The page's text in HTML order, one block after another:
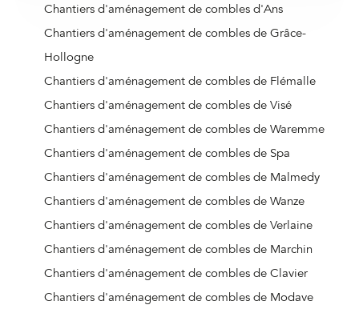
Chantiers d'aménagement de combles d'Ans
Chantiers d'aménagement de combles de Grâce-
Hollogne
Chantiers d'aménagement de combles de Flémalle
Chantiers d'aménagement de combles de Visé
Chantiers d'aménagement de combles de Waremme
Chantiers d'aménagement de combles de Spa
Chantiers d'aménagement de combles de Malmedy
Chantiers d'aménagement de combles de Wanze
Chantiers d'aménagement de combles de Verlaine
Chantiers d'aménagement de combles de Marchin
Chantiers d'aménagement de combles de Clavier
Chantiers d'aménagement de combles de Modave